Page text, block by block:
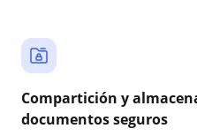
Compartición y
documentos seguros